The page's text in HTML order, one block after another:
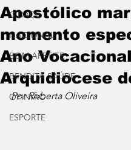
CIDADE
NACIONAL
BOM APETITE
BENDITA SAÚDE
OPINIÃO
ESPORTE
Apostólico
momento
Ano
Arquidiocese
Por Roberta Oliveira